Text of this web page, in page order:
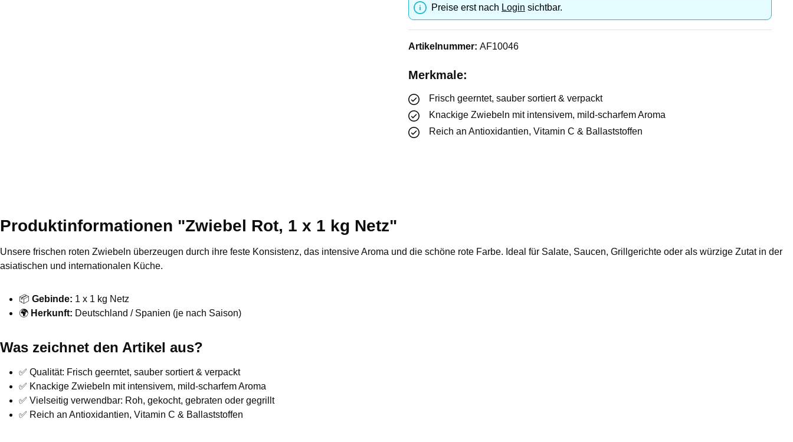
Preise erst nach Login sichtbar.
Artikelnummer: AF10046
Merkmale:
Frisch geerntet, sauber sortiert & verpackt
Knackige Zwiebeln mit intensivem, mild-scharfem Aroma
Reich an Antioxidantien, Vitamin C & Ballaststoffen
Produktinformationen "Zwiebel Rot, 1 x 1 kg Netz"
Unsere frischen roten Zwiebeln überzeugen durch ihre feste Konsistenz, das intensive Aroma und die schöne rote Farbe. Ideal für Salate, Saucen, Grillgerichte oder als würzige Zutat in der
asiatischen und internationalen Küche.
📦 Gebinde: 1 x 1 kg Netz
🌍 Herkunft: Deutschland / Spanien (je nach Saison)
Was zeichnet den Artikel aus?
✅ Qualität: Frisch geerntet, sauber sortiert & verpackt
✅ Knackige Zwiebeln mit intensivem, mild-scharfem Aroma
✅ Vielseitig verwendbar: Roh, gekocht, gebraten oder gegrillt
✅ Reich an Antioxidantien, Vitamin C & Ballaststoffen